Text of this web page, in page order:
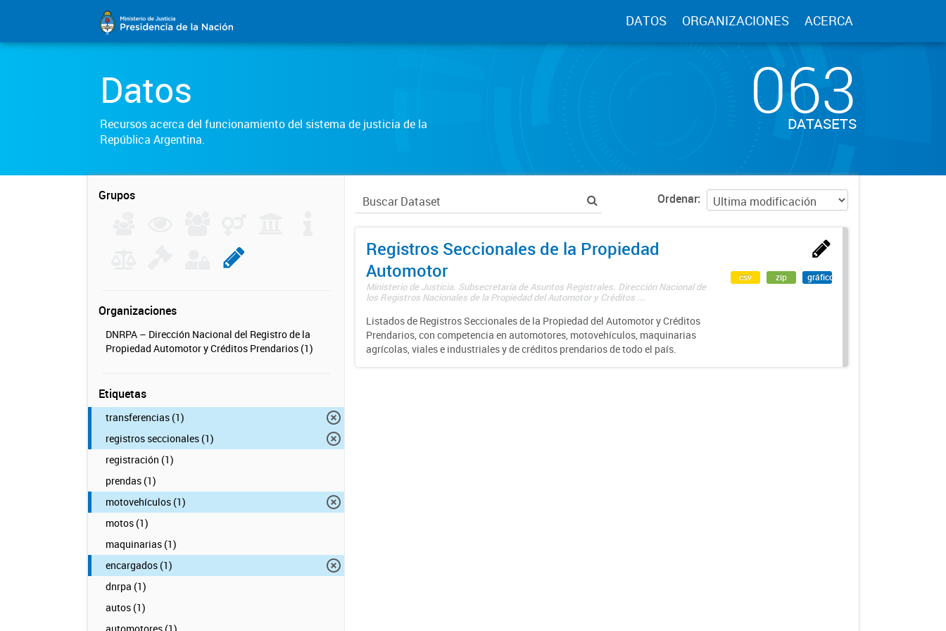
DATOS ORGANIZACIONES ACERCA
Datos
Recursos acerca del funcionamiento del sistema de justicia de la
República Argentina.
063
DATASETS
Grupos
Organizaciones
DNRPA – Dirección Nacional del Registro de la
Propiedad Automotor y Créditos Prendarios (1)
Etiquetas
transferencias (1)
registros seccionales (1)
registración (1)
prendas (1)
motovehículos (1)
motos (1)
maquinarias (1)
encargados (1)
dnrpa (1)
autos (1)
Ordenar
Registros Seccionales de la Propiedad
Automotor
Ministerio de Justicia. Subsecretaría de Asuntos Registrales. Dirección Nacional de
los Registros Nacionales de la Propiedad del Automotor y Créditos ...
Listados de Registros Seccionales de la Propiedad del Automotor y Créditos
Prendarios, con competencia en automotores, motovehículos, maquinarias
agrícolas, viales e industriales y de créditos prendarios de todo el país.
csv zip gráfico